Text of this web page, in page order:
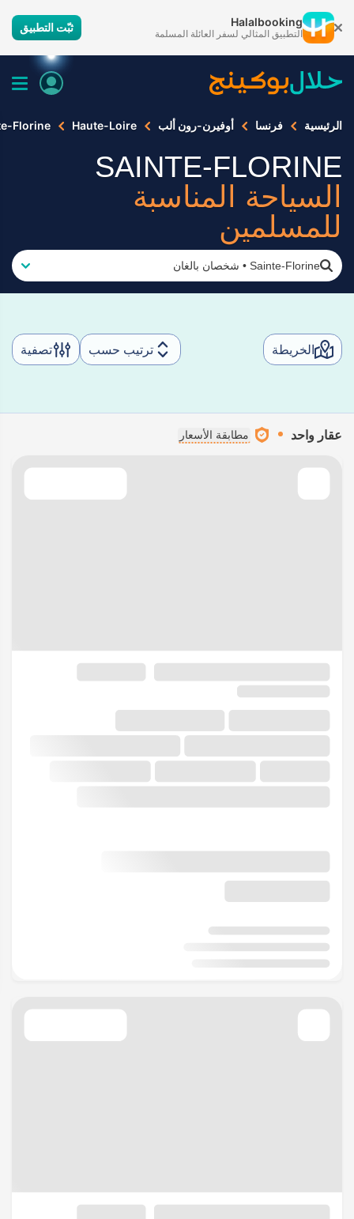
Halalbooking
التطبيق المثالي لسفر العائلة المسلمة ثبّت التطبيق
الرئيسية فرنسا أوفيرن-رون ألب Haute-Loire
Florine
SAINTE-FLORINE
السياحة المناسبة
للمسلمين
Sainte-Florine
• شخصان بالغان
الخريطة ترتيب حسب تصفية
عقار واحد مطابقة الأسعار